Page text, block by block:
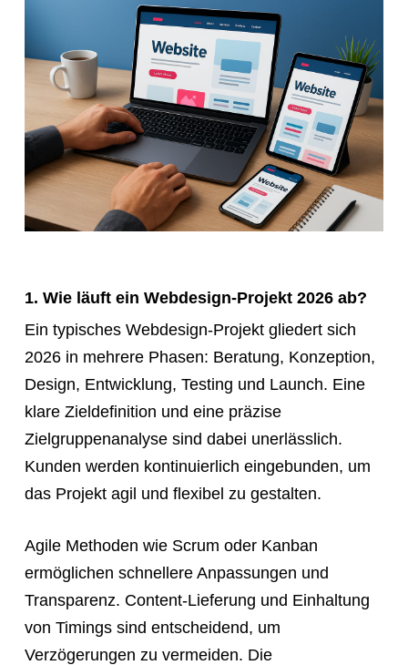
1. Wie läuft ein Webdesign-Projekt 2026 ab?
Ein typisches Webdesign-Projekt gliedert sich
2026 in mehrere Phasen: Beratung, Konzeption,
Design, Entwicklung, Testing und Launch. Eine
klare Zieldefinition und eine präzise
Zielgruppenanalyse sind dabei unerlässlich.
Kunden werden kontinuierlich eingebunden, um
das Projekt agil und flexibel zu gestalten.
Agile Methoden wie Scrum oder Kanban
ermöglichen schnellere Anpassungen und
Transparenz. Content-Lieferung und Einhaltung
von Timings sind entscheidend, um
Verzögerungen zu vermeiden. Die
https://calendly.com/rocketwebsite/30min